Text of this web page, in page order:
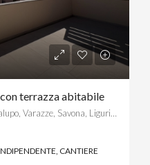
terrazza abitabile
Via San Francesco d'Assisi, Cantalupo, Varazze, Savona, Liguria, 17019, Italia
CANTIERE